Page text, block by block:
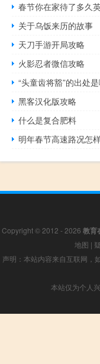
春节你在家待了多久
关于乌饭来历的故事
天刀手游开局攻略
火影忍者微信攻略
“头童齿将豁”的出处
黑客汉化版攻略
什么是复合肥料
明年春节高速路况怎
Copyright © 2012 - 2026 教育
地图 |
声明：本站内容来自互联网，
本站仅为个人